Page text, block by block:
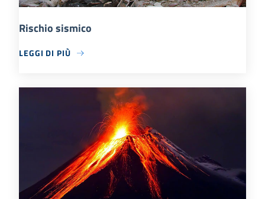
Rischio sismico
LEGGI DI PIÙ